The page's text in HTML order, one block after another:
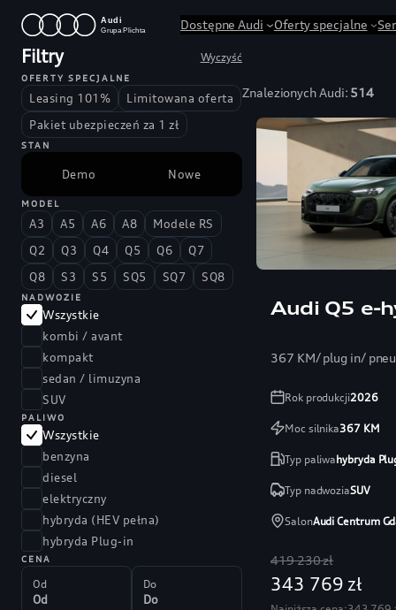
Przejdź
treści
Dostępne Audi Oferty specjalne
Filtry Wyczyść
OFERTY SPECJALNE
Leasing 101%
Limitowana oferta
Pakiet ubezpieczeń za 1 zł
STAN
Demo Nowe
MODEL
A3 A5 A6 A8
Modele RS
Q2
Q3 Q4 Q5 Q6
Q7
Q8
S3 S5 SQ5 SQ7 SQ8
NADWOZIE
Wszystkie
kombi / avant
kompakt
sedan / limuzyna
SUV
PALIWO
Wszystkie
benzyna
diesel
elektryczny
hybryda (HEV pełna)
hybryda Plug-in
CENA
Od Do
Znalezionych Audi: 514
Audi Q5 e-
367 KM/ plug in/
Rok produkcji2026
Moc silnika367KM
Typ paliwahybryda
Typ nadwoziaSUV
SalonAudi Centrum
419 230 zł
343 769 zł